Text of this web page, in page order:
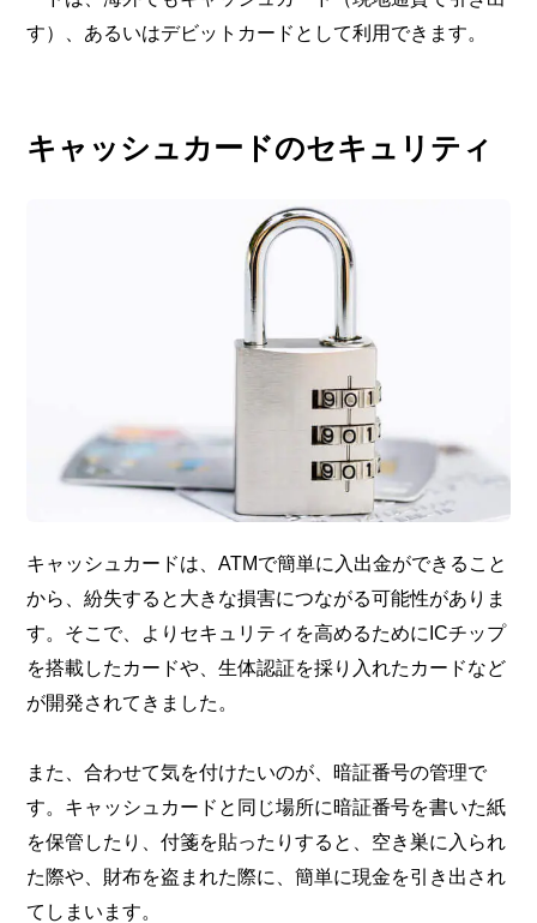
す）、あるいはデビットカードとして利用できます。
キャッシュカードのセキュリティ
キャッシュカードは、ATMで簡単に入出金ができること
から、紛失すると大きな損害につながる可能性がありま
す。そこで、よりセキュリティを高めるためにICチップ
を搭載したカードや、生体認証を採り入れたカードなど
が開発されてきました。
また、合わせて気を付けたいのが、暗証番号の管理で
す。キャッシュカードと同じ場所に暗証番号を書いた紙
を保管したり、付箋を貼ったりすると、空き巣に入られ
た際や、財布を盗まれた際に、簡単に現金を引き出され
てしまいます。